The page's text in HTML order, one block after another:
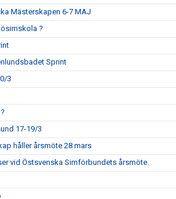
Mästerskapen 6-7 MAJ
?
Sprint
3
17-19/3
håller årsmöte 28 mars
vid Östsvenska Simförbundets årsmöte.